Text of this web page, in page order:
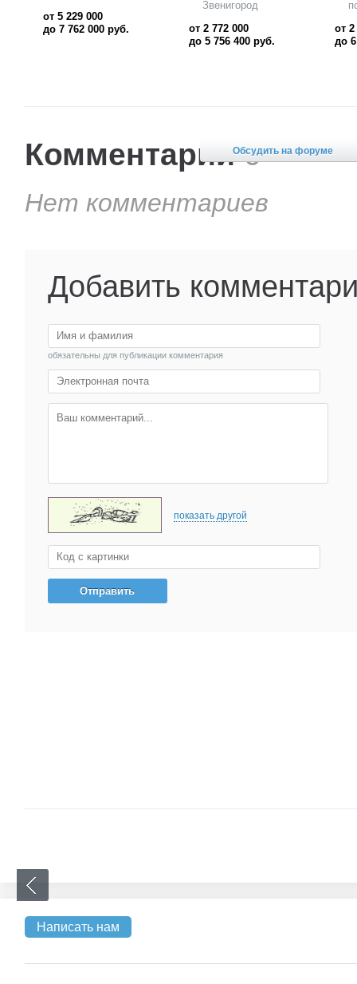
от 2 663 000
Голицыно
от 5 696 400
Обсудить на форуме
Комментарии0
Нет комментариев
Добавить
обязательны для публикации комментария
показать другой
Написать нам